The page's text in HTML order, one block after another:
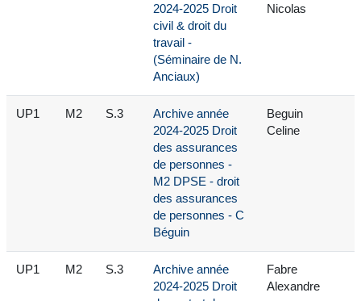
2024-2025 Droit
civil & droit du
travail -
(Séminaire de N.
Anciaux)
Nicolas
UP1 M2 S.3
Archive année
2024-2025 Droit
des assurances
de personnes -
M2 DPSE - droit
des assurances
de personnes - C
Béguin
Beguin
Celine
UP1 M2 S.3
Archive année
2024-2025 Droit
Fabre
Alexandre